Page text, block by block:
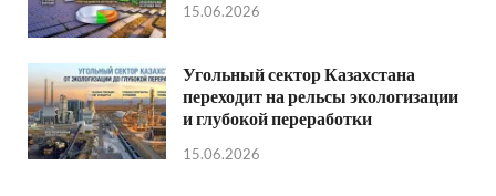
15.06.2026
Угольный сектор Казахстана
переходит на рельсы экологизации
и глубокой переработки
15.06.2026